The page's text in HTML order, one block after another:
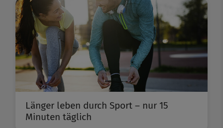
Länger leben durch Sport – nur 15
Minuten täglich